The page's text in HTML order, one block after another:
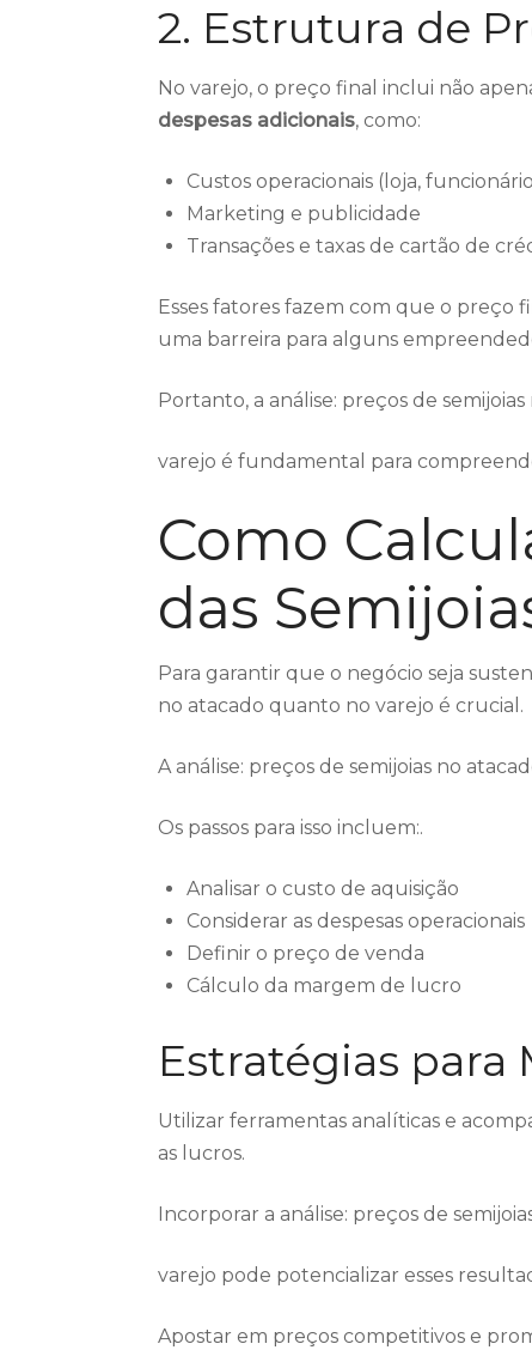
2. Estrutura de
No varejo, o preço final inclui não
despesas adicionais, como:
Custos operacionais (loja,
Marketing e publicidade
Transações e taxas de cartão de
Esses fatores fazem com que o preço
uma barreira para alguns
Portanto, a análise: preços de semijoias
varejo é fundamental para
Como
das
Para garantir que o negócio seja
no atacado quanto no varejo é crucial.
A análise: preços de semijoias no
Os passos para isso incluem:.
Analisar o custo de aquisição
Considerar as despesas operacionais
Definir o preço de venda
Cálculo da margem de lucro
Estratégias para
Utilizar ferramentas analíticas e
as lucros.
Incorporar a análise: preços de
varejo pode potencializar esses
Apostar em preços competitivos e